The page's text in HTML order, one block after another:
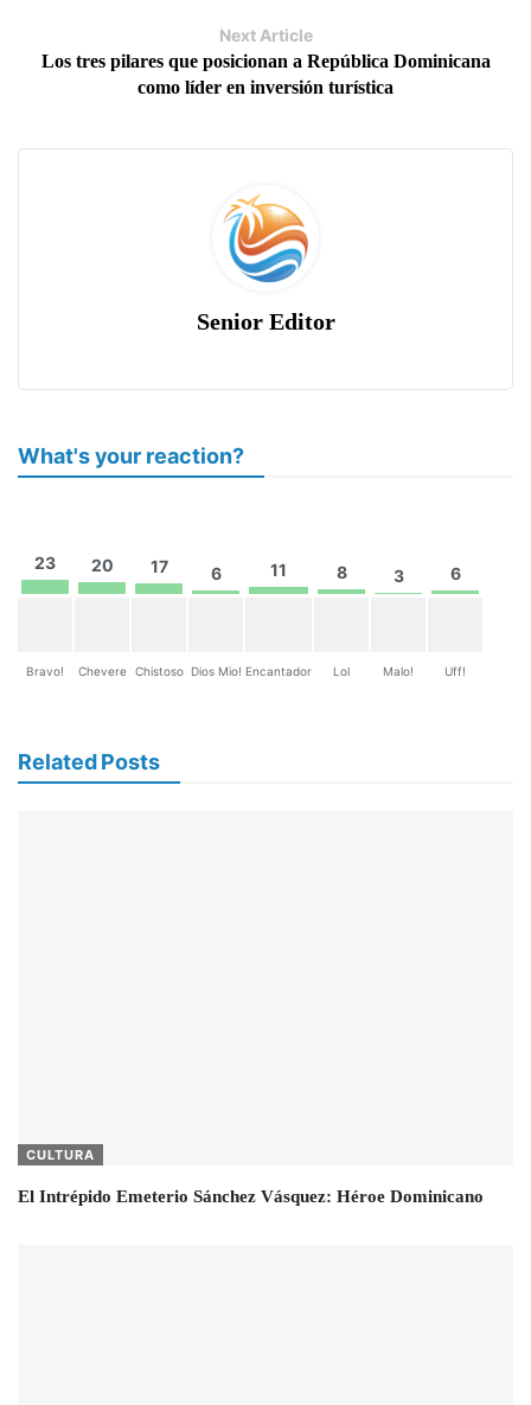
Next Article
Los tres pilares que posicionan a República Dominicana
como líder en inversión turística
Senior Editor
What's your reaction?
23
Bravo!
20
Chevere
17
Chistoso
6
Dios Mio!
11
Encantador
8
Lol
3
Malo!
6
Uff!
Related Posts
CULTURA
El Intrépido Emeterio Sánchez Vásquez: Héroe Dominicano